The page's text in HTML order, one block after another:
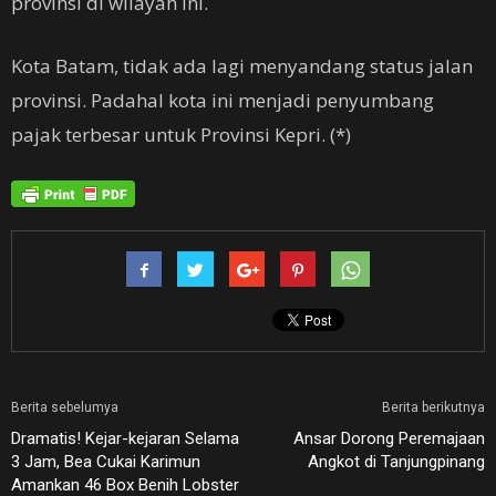
Kota Batam, tidak ada lagi menyandang status jalan
provinsi. Padahal kota ini menjadi penyumbang
pajak terbesar untuk Provinsi Kepri. (*)
Berita sebelumya
Dramatis! Kejar-kejaran Selama
3 Jam, Bea Cukai Karimun
Amankan 46 Box Benih Lobster
Berita berikutnya
Ansar Dorong Peremajaan
Angkot di Tanjungpinang